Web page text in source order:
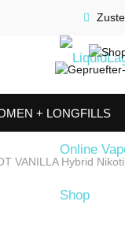
+ LONGFILLS
& COILS
VANILLA Hybrid